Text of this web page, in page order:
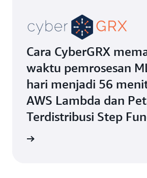
Cara CyberGRX
waktu pemrosesan
hari menjadi 56
AWS Lambda dan
Terdistribusi Step